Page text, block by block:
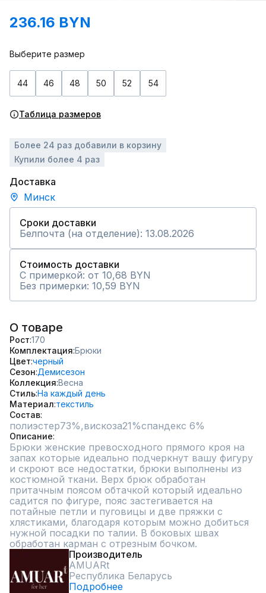
236.16 BYN
Выберите размер
44 46 48 50 52 54
Таблица размеров
Более 24 раз добавили в корзину
Купили более 4 раз
Доставка
Минск
Сроки доставки
Белпочта (на отделение): 13.08.2026
Стоимость доставки
С примеркой: от 10,68 BYN
Без примерки: 10,59 BYN
О товаре
Рост 170
Комплектация Брюки
Цвет черный
Сезон Демисезон
Коллекция Весна
СтильНа каждый день
Материал текстиль
Состав
полиэстер73%,вискоза21%спандекс 6%
Описание
Брюки женские превосходного прямого кроя на
запах которые идеально подчеркнут вашу фигуру
и скроют все недостатки, брюки выполнены из
костюмной ткани. Верх брюк обработан
притачным поясом обтачкой который идеально
садится по фигуре, пояс застегивается на
потайные петли и пуговицы и две пряжки с
хлястиками, благодаря которым можно добиться
нужной посадки по талии. В боковых швах
обработан карман с отрезным бочком.
Производитель
AMUARt
Республика Беларусь
Подробнее